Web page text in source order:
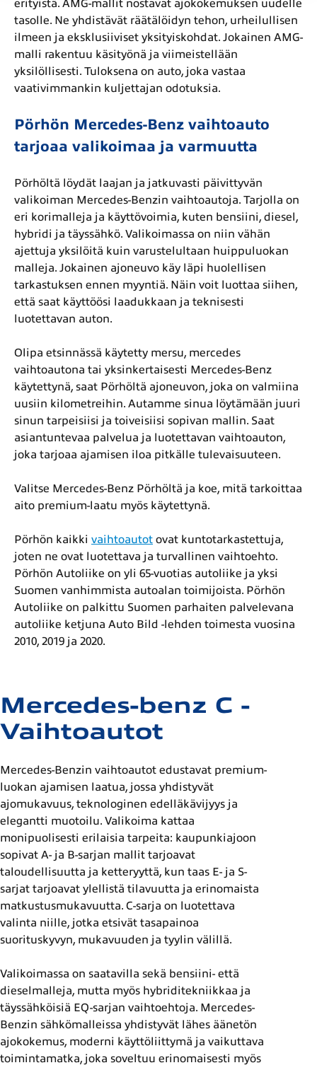
Mercedes-benz C -
Vaihtoautot
Mercedes-Benzin vaihtoautot edustavat premium-
luokan ajamisen laatua, jossa yhdistyvät
ajomukavuus, teknologinen edelläkävijyys ja
elegantti muotoilu. Valikoima kattaa
monipuolisesti erilaisia tarpeita: kaupunkiajoon
sopivat A- ja B-sarjan mallit tarjoavat
taloudellisuutta ja ketteryyttä, kun taas E- ja S-
sarjat tarjoavat ylellistä tilavuutta ja erinomaista
matkustusmukavuutta. C-sarja on luotettava
valinta niille, jotka etsivät tasapainoa
suorituskyvyn, mukavuuden ja tyylin välillä.
Valikoimassa on saatavilla sekä bensiini- että
dieselmalleja, mutta myös hybriditekniikkaa ja
täyssähköisiä EQ-sarjan vaihtoehtoja. Mercedes-
Benzin sähkömalleissa yhdistyvät lähes äänetön
ajokokemus, moderni käyttöliittymä ja vaikuttava
toimintamatka, joka soveltuu erinomaisesti myös
erityistä. AMG-mallit nostavat ajokokemuksen uudelle
tasolle. Ne yhdistävät räätälöidyn tehon, urheilullisen
ilmeen ja eksklusiiviset yksityiskohdat. Jokainen AMG-
malli rakentuu käsityönä ja viimeistellään
yksilöllisesti. Tuloksena on auto, joka vastaa
vaativimmankin kuljettajan odotuksia.
Pörhön Mercedes-Benz vaihtoauto
tarjoaa valikoimaa ja varmuutta
Pörhöltä löydät laajan ja jatkuvasti päivittyvän
valikoiman Mercedes-Benzin vaihtoautoja. Tarjolla on
eri korimalleja ja käyttövoimia, kuten bensiini, diesel,
hybridi ja täyssähkö. Valikoimassa on niin vähän
ajettuja yksilöitä kuin varustelultaan huippuluokan
malleja. Jokainen ajoneuvo käy läpi huolellisen
tarkastuksen ennen myyntiä. Näin voit luottaa siihen,
että saat käyttöösi laadukkaan ja teknisesti
luotettavan auton.
Olipa etsinnässä käytetty mersu, mercedes
vaihtoautona tai yksinkertaisesti Mercedes-Benz
käytettynä, saat Pörhöltä ajoneuvon, joka on valmiina
uusiin kilometreihin. Autamme sinua löytämään juuri
sinun tarpeisiisi ja toiveisiisi sopivan mallin. Saat
asiantuntevaa palvelua ja luotettavan vaihtoauton,
joka tarjoaa ajamisen iloa pitkälle tulevaisuuteen.
Valitse Mercedes-Benz Pörhöltä ja koe, mitä tarkoittaa
aito premium-laatu myös käytettynä.
Pörhön kaikki vaihtoautot ovat kuntotarkastettuja,
joten ne ovat luotettava ja turvallinen vaihtoehto.
Pörhön Autoliike on yli 65-vuotias autoliike ja yksi
Suomen vanhimmista autoalan toimijoista. Pörhön
Autoliike on palkittu Suomen parhaiten palvelevana
autoliike ketjuna Auto Bild -lehden toimesta vuosina
2010, 2019 ja 2020.